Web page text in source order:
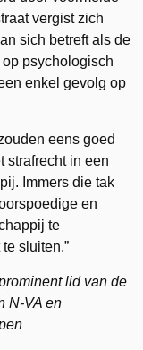
vergist zich
sich betreft als de
psychologisch
enkel gevolg op
eens goed
strafrecht in een
Immers die tak
en
te
sluiten.”
lid van de
N-VA en